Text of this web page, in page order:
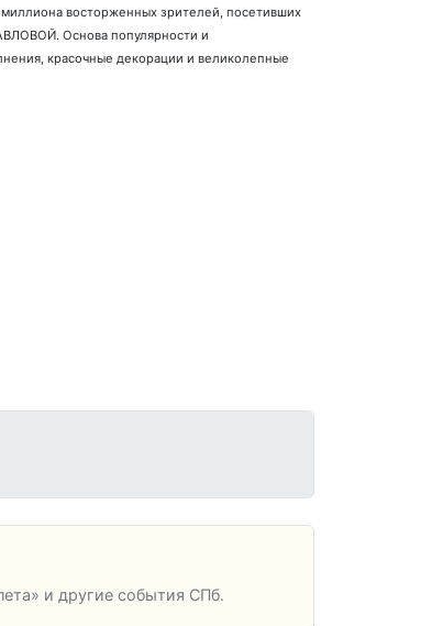
восторженных зрителей, посетивших
Основа популярности и
красочные декорации и великолепные
и другие события СПб.